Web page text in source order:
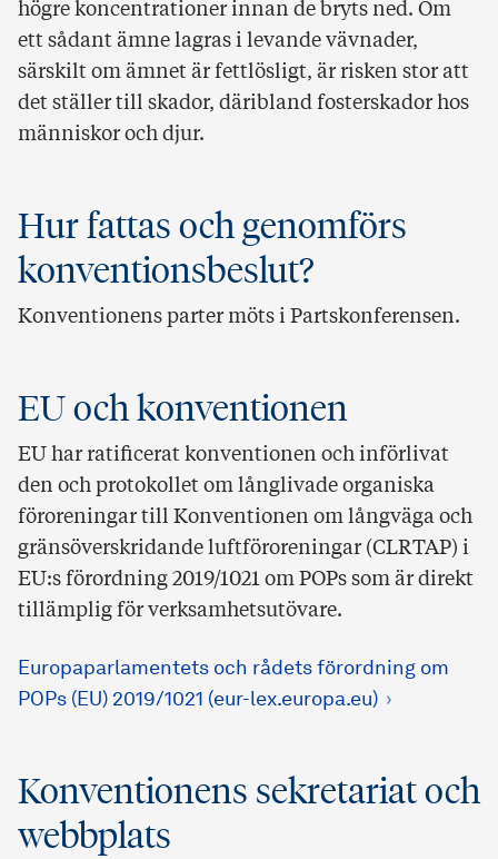
högre koncentrationer innan de bryts ned. Om
ett sådant ämne lagras i levande vävnader,
särskilt om ämnet är fettlösligt, är risken stor att
det ställer till skador, däribland fosterskador hos
människor och djur.
Hur fattas och genomförs
konventionsbeslut?
Konventionens parter möts i Partskonferensen.
EU och konventionen
EU har ratificerat konventionen och införlivat
den och protokollet om långlivade organiska
föroreningar till Konventionen om långväga och
gränsöverskridande luftföroreningar (CLRTAP) i
EU:s förordning 2019/1021 om POPs som är direkt
tillämplig för verksamhetsutövare.
Europaparlamentets och rådets förordning om
POPs (EU) 2019/1021 (eur-lex.europa.eu)
Konventionens sekretariat och
webbplats